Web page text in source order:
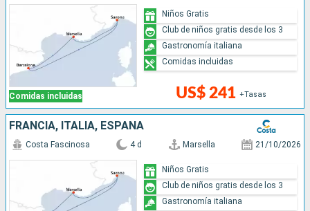
Comidas incluidas US$ 241 +Tasas
Niños Gratis
Club de niños gratis desde los 3
Gastronomía italiana
Comidas incluidas
FRANCIA, ITALIA, ESPAÑA
Costa Fascinosa 4 d Marsella 21/10/2026
Niños Gratis
Club de niños gratis desde los 3
Gastronomía italiana